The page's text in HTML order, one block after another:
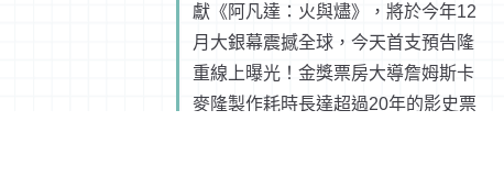
獻《阿凡達：火與燼》，將於今年12
月大銀幕震撼全球，今天首支預告隆
重線上曝光！金獎票房大導詹姆斯卡
麥隆製作耗時長達超過20年的影史票